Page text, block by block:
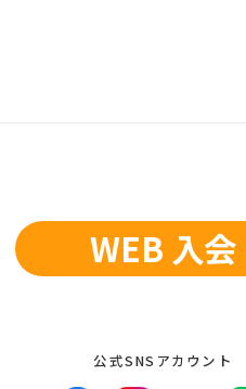
WEB 入会
公式SNSアカウント